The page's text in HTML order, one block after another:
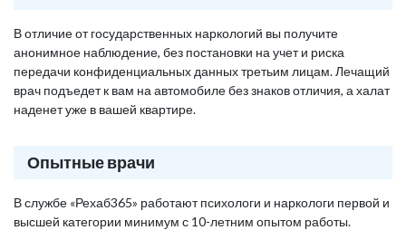
В отличие от государственных наркологий вы получите
анонимное наблюдение, без постановки на учет и риска
передачи конфиденциальных данных третьим лицам. Лечащий
врач подъедет к вам на автомобиле без знаков отличия, а халат
наденет уже в вашей квартире.
Опытные врачи
В службе «Рехаб365» работают психологи и наркологи первой и
высшей категории минимум с 10-летним опытом работы.